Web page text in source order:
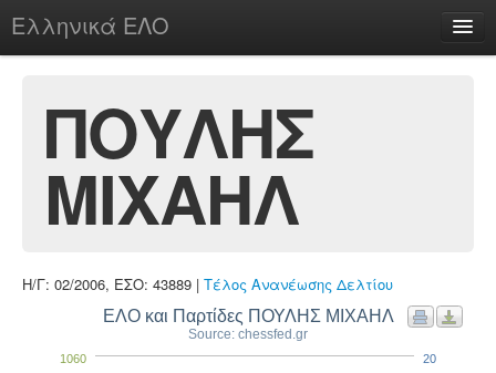
Ελληνικά ΕΛΟ
chesstu.be @ discord
Login
ΠΟΥΛΗΣ
ΜΙΧΑΗΛ
Η/Γ: 02/2006, ΕΣΟ: 43889 | Τέλος Ανανέωσης Δελτίου
ΕΛΟ και Παρτίδες ΠΟΥΛΗΣ ΜΙΧΑΗΛ
Source: chessfed.gr
1060 20